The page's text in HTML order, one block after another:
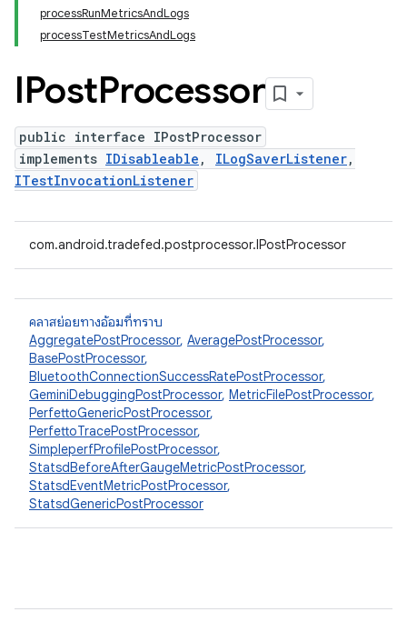
processRunMetricsAndLogs
processTestMetricsAndLogs
IPostProcessor
public interface IPostProcessor
implements IDisableable , ILogSaverListener,
ITestInvocationListener
com.android.tradefed.postprocessor.IPostProcessor
คลาสย่อยทางอ้อมที่ทราบ
AggregatePostProcessor, AveragePostProcessor,
BasePostProcessor,
BluetoothConnectionSuccessRatePostProcessor,
GeminiDebuggingPostProcessor, MetricFilePostProcessor,
PerfettoGenericPostProcessor,
PerfettoTracePostProcessor,
SimpleperfProfilePostProcessor,
StatsdBeforeAfterGaugeMetricPostProcessor,
StatsdEventMetricPostProcessor,
StatsdGenericPostProcessor